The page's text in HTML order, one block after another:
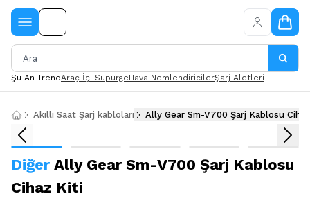
Şu An TrendAraç İçi SüpürgeHava NemlendiricilerŞarj Aletleri
Akıllı Saat Şarj kabloları Ally Gear Sm-V700 Şarj Kablosu
Diğer Ally Gear Sm-V700 Şarj Kablosu
Cihaz Kiti